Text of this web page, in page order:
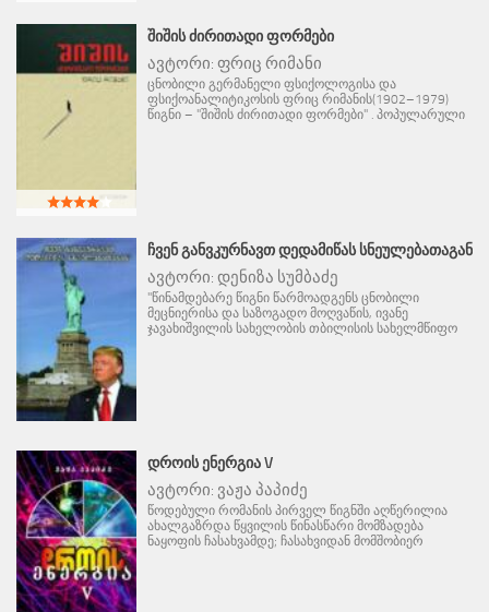
ᲨᲘᲨᲘᲡ ᲫᲘᲠᲘᲗᲐᲓᲘ ᲤᲝᲠᲛᲔᲑᲘ
ავტორი: ფრიც რიმანი
ცნობილი გერმანელი ფსიქოლოგისა და
ფსიქოანალიტიკოსის ფრიც რიმანის(1902–1979)
წიგნი – "შიშის ძირითადი ფორმები" . პოპულარული
ᲩᲕᲔᲜ ᲒᲐᲜᲕᲙᲣᲠᲜᲐᲕᲗ ᲓᲔᲓᲐᲛᲘᲬᲐᲡ ᲡᲜᲔᲣᲚᲔᲑᲐᲗᲐᲒᲐᲜ
ავტორი: დენიზა სუმბაძე
"წინამდებარე წიგნი წარმოადგენს ცნობილი
მეცნიერისა და საზოგადო მოღვაწის, ივანე
ჯავახიშვილის სახელობის თბილისის სახელმწიფო
ᲓᲠᲝᲘᲡ ᲔᲜᲔᲠᲒᲘᲐ V
ავტორი: ვაჟა პაპიძე
წოდებული რომანის პირველ წიგნში აღწერილია
ახალგაზრდა წყვილის წინასწარი მომზადება
ნაყოფის ჩასახვამდე; ჩასახვიდან მომშობიერ